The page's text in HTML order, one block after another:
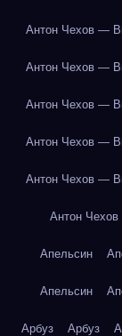
Антон Чехов —
Антон Чехов —
Антон Чехов —
Антон Чехов —
Антон Чехов —
Антон
Апельсин
Апельсин
Арбуз Арбуз